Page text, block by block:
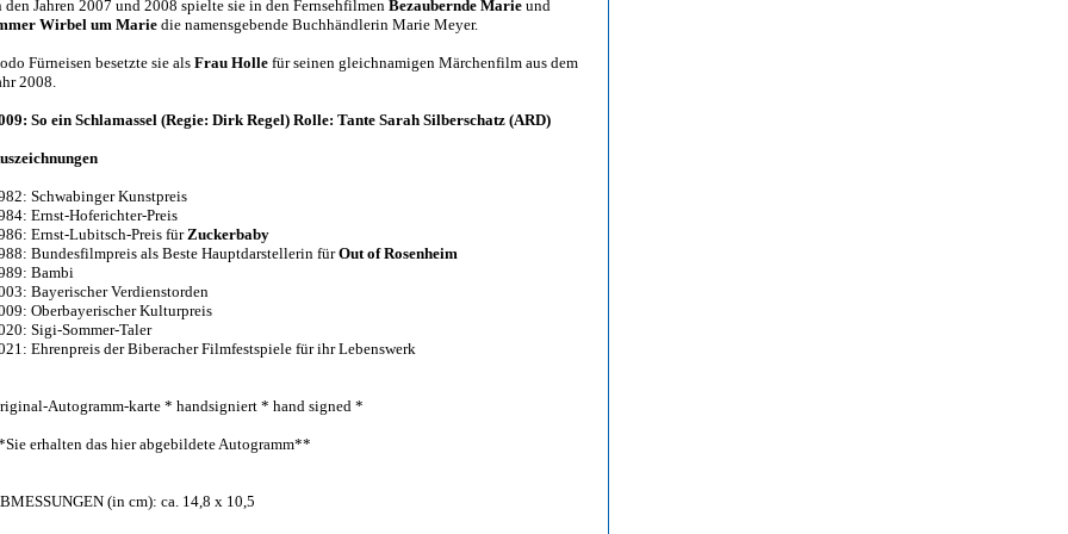
den Jahren 2007 und 2008 spielte sie in den Fernsehfilmen Bezaubernde Marie und
Wirbel um Marie die namensgebende Buchhändlerin Marie Meyer.
Fürneisen besetzte sie als Frau Holle für seinen gleichnamigen Märchenfilm aus dem
2008.
So ein Schlamassel (Regie: Dirk Regel) Rolle: Tante Sarah Silberschatz (ARD)
Schwabinger Kunstpreis
Ernst-Hoferichter-Preis
Ernst-Lubitsch-Preis fürZuckerbaby
Bundesfilmpreis als Beste Hauptdarstellerin fürOut of Rosenheim
Bambi
Bayerischer Verdienstorden
Oberbayerischer Kulturpreis
Sigi-Sommer-Taler
Ehrenpreis der Biberacher Filmfestspiele für ihr Lebenswerk
Autogramm-karte * handsigniert * hand signed *
erhalten das hier abgebildete Autogramm**
(in cm): ca. 14,8 x 10,5